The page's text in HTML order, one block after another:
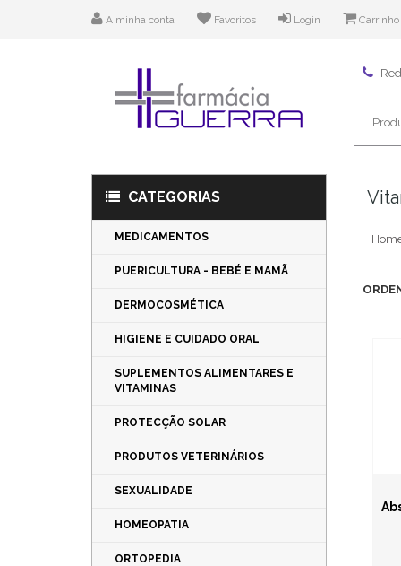
A minha conta Favoritos Login Carrinho
CATEGORIAS
MEDICAMENTOS
PUERICULTURA - BEBÉ E MAMÃ
DERMOCOSMÉTICA
HIGIENE E CUIDADO ORAL
SUPLEMENTOS ALIMENTARES E
VITAMINAS
PROTECÇÃO SOLAR
PRODUTOS VETERINÁRIOS
SEXUALIDADE
HOMEOPATIA
ORTOPEDIA